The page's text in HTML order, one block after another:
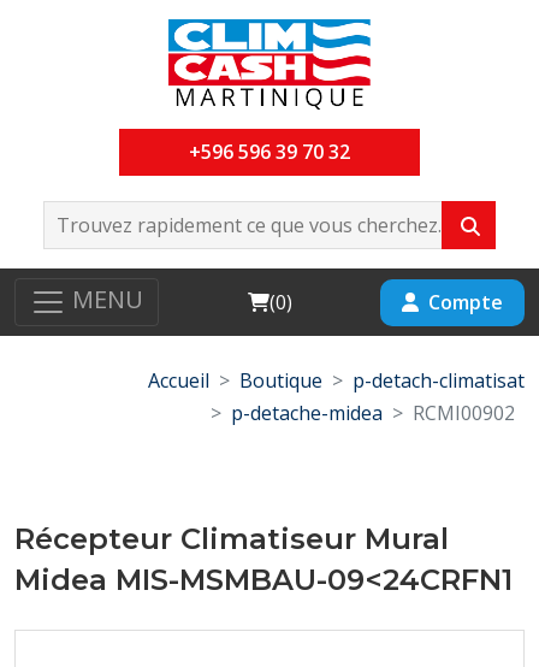
+596 596 39 70 32
MENU Cart
(0) Compte
Accueil Boutique
p-detach-climatisat
p-detache-midea
RCMI00902
Récepteur Climatiseur Mural
Midea MIS-MSMBAU-09<24CRFN1